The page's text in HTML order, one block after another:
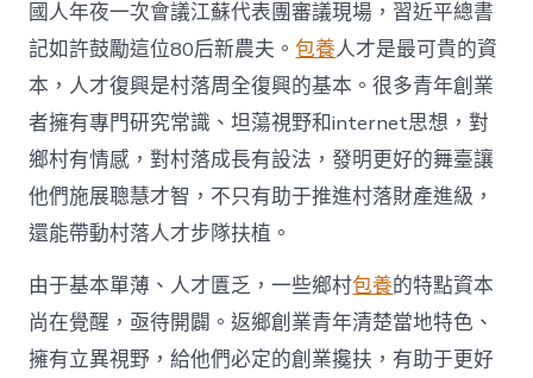
心
寶
物
查
包
養
網
_
中
中
國人年夜一次會議江蘇代表團審議現場，習近平總書
記如許鼓勵這位80后新農夫。包養人才是最可貴的資
本，人才復興是村落周全復興的基本。很多青年創業
者擁有專門研究常識、坦蕩視野和internet思想，對
鄉村有情感，對村落成長有設法，發明更好的舞臺讓
他們施展聰慧才智，不只有助于推進村落財產進級，
還能帶動村落人才步隊扶植。
由于基本單薄、人才匱乏，一些鄉村包養的特點資本
尚在覺醒，亟待開闢。返鄉創業青年清楚當地特色、
擁有立異視野，給他們必定的創業攙扶，有助于更好